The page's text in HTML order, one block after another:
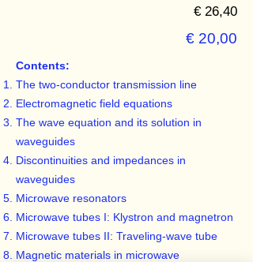
€ 26,40
€ 20,00
Contents:
The two-conductor transmission line
Electromagnetic field equations
The wave equation and its solution in
waveguides
Discontinuities and impedances in
waveguides
Microwave resonators
Microwave tubes I: Klystron and magnetron
Microwave tubes II: Traveling-wave tube
Magnetic materials in microwave